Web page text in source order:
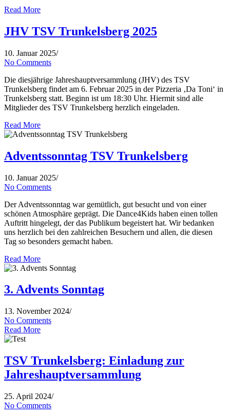
Read More
JHV TSV Trunkelsberg 2025
10. Januar 2025/
No Comments
Die diesjährige Jahreshauptversammlung (JHV) des TSV
Trunkelsberg findet am 6. Februar 2025 in der Pizzeria ‚Da Toni‘ in
Trunkelsberg statt. Beginn ist um 18:30 Uhr. Hiermit sind alle
Mitglieder des TSV Trunkelsberg herzlich eingeladen.
Read More
Adventssonntag TSV Trunkelsberg
10. Januar 2025/
No Comments
Der Adventssonntag war gemütlich, gut besucht und von einer
schönen Atmosphäre geprägt. Die Dance4Kids haben einen tollen
Auftritt hingelegt, der das Publikum begeistert hat. Wir bedanken
uns herzlich bei den zahlreichen Besuchern und allen, die diesen
Tag so besonders gemacht haben.
Read More
3. Advents Sonntag
13. November 2024/
No Comments
Read More
TSV Trunkelsberg: Einladung zur
Jahreshauptversammlung
25. April 2024/
No Comments